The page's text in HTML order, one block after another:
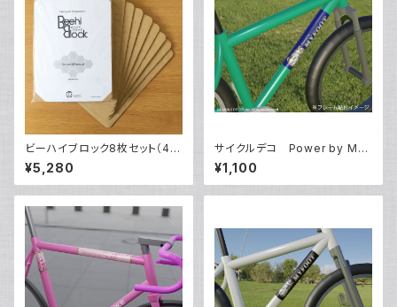
ビーハイブロック8枚セット（40
ピース）
¥5,280
サイクルデコ Power by MyF
oot【ブルー】
¥1,100